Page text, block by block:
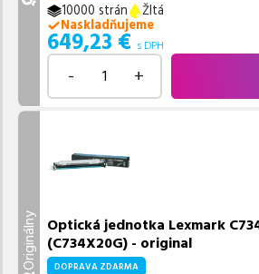
10000 strán
Žltá
Naskladňujeme
649,23 € s DPH
- +
Originálny Optická jednotka Lexmark
(C734X20G) - original
DOPRAVA ZDARMA